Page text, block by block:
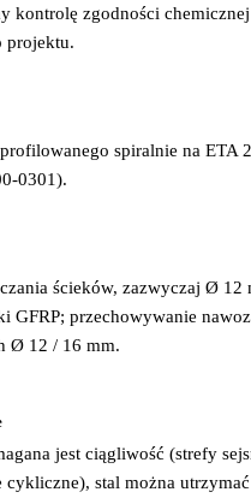
kontrolę zgodności chemicznej
projektu.
spiralnie na ETA
0301).
ścieków, zazwyczaj Ø 12
GFRP; przechowywanie
Ø 12 / 16 mm.
jest ciągliwość (strefy
cykliczne), stal można